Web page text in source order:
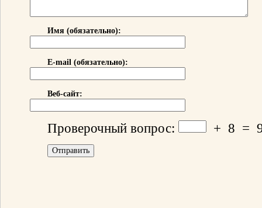
Имя (обязательно):
E-mail (обязательно):
Веб-сайт:
Проверочный вопрос: + 8 =